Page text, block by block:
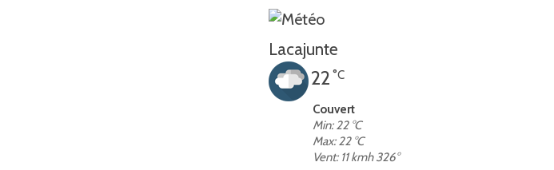
Lacajunte
22 °C
Couvert
Min: 22 °C
Max: 22 °C
Vent: 11 kmh 326°